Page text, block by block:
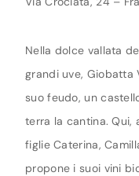
Nella dolce vallata
grandi uve,
suo feudo, un
terra la cantina. Qui,
figlie Caterina,
propone i suoi vini